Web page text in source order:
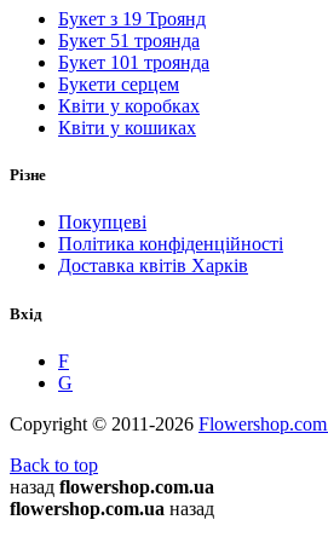
Букет з 19 Троянд
Букет 51 троянда
Букет 101 троянда
Букети серцем
Квіти у коробках
Квіти у кошиках
Різне
Покупцеві
Політика конфіденційності
Доставка квітів Харків
Вхід
F
G
Copyright © 2011-2026
Back to top
назад flowershop.com.ua
flowershop.com.ua назад